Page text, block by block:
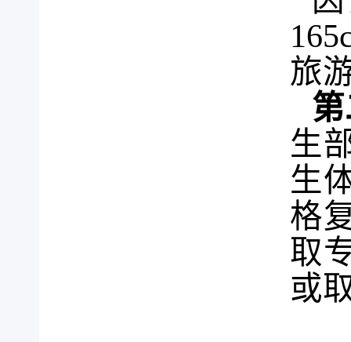
旅
生
生
格
取
或